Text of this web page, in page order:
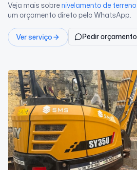
Veja mais sobrenivelamento de terreno
um orçamento direto pelo WhatsApp.
Ver serviço Pedir orçamento